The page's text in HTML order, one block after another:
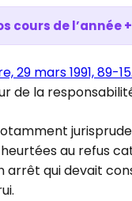
cours de
29 mars 1991, 89-
de la
au refus
arrêt qui devait